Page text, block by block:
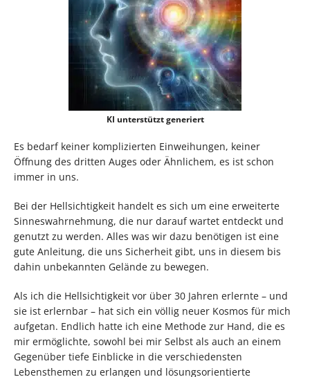
KI unterstützt generiert
Es bedarf keiner komplizierten Einweihungen, keiner
Öffnung des dritten Auges oder Ähnlichem, es ist schon
immer in uns.
Bei der Hellsichtigkeit handelt es sich um eine erweiterte
Sinneswahrnehmung, die nur darauf wartet entdeckt und
genutzt zu werden. Alles was wir dazu benötigen ist eine
gute Anleitung, die uns Sicherheit gibt, uns in diesem bis
dahin unbekannten Gelände zu bewegen.
Als ich die Hellsichtigkeit vor über 30 Jahren erlernte – und
sie ist erlernbar – hat sich ein völlig neuer Kosmos für mich
aufgetan. Endlich hatte ich eine Methode zur Hand, die es
mir ermöglichte, sowohl bei mir Selbst als auch an einem
Gegenüber tiefe Einblicke in die verschiedensten
Lebensthemen zu erlangen und lösungsorientierte